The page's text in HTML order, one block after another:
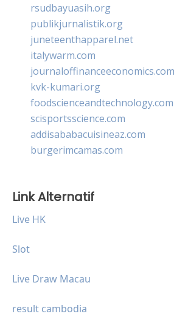
rsudbayuasih.org
publikjurnalistik.org
juneteenthapparel.net
italywarm.com
journaloffinanceeconomics.com
kvk-kumari.org
foodscienceandtechnology.com
scisportsscience.com
addisababacuisineaz.com
burgerimcamas.com
Link Alternatif
Live HK
Slot
Live Draw Macau
result cambodia